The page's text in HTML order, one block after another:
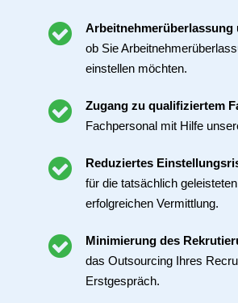
ob Sie
einstellen möchten.
Zugang zu qualifiziertem
Fachpersonal mit Hilfe
Reduziertes
für die tatsächlich
erfolgreichen Vermittlung.
Minimierung des
das Outsourcing Ihres
Erstgespräch.